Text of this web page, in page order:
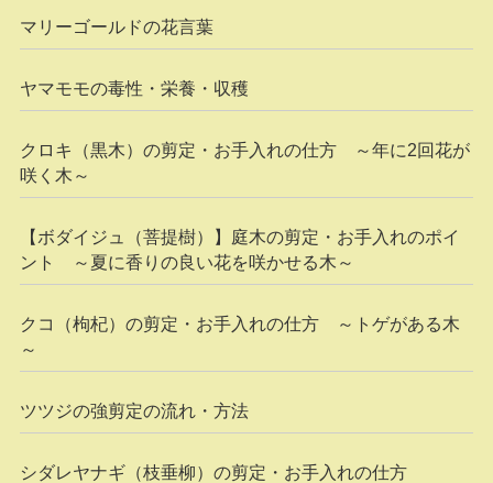
マリーゴールドの花言葉
ヤマモモの毒性・栄養・収穫
クロキ（黒木）の剪定・お手入れの仕方 ～年に2回花が
咲く木～
【ボダイジュ（菩提樹）】庭木の剪定・お手入れのポイ
ント ～夏に香りの良い花を咲かせる木～
クコ（枸杞）の剪定・お手入れの仕方 ～トゲがある木
～
ツツジの強剪定の流れ・方法
シダレヤナギ（枝垂柳）の剪定・お手入れの仕方